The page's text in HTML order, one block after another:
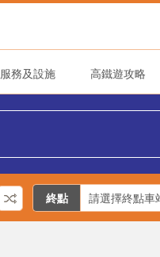
服務及設施 高鐵遊攻略
終點